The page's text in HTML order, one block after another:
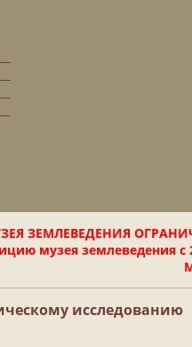
ЗЕМЛЕВЕДЕНИЯ
музея землеведения с
исследованию